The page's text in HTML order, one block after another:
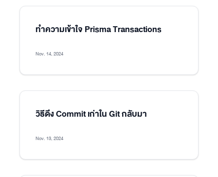
ทำความเข้าใจ Prisma Transactions
Nov. 14, 2024
วิธีดึง Commit เก่าใน Git กลับมา
Nov. 13, 2024